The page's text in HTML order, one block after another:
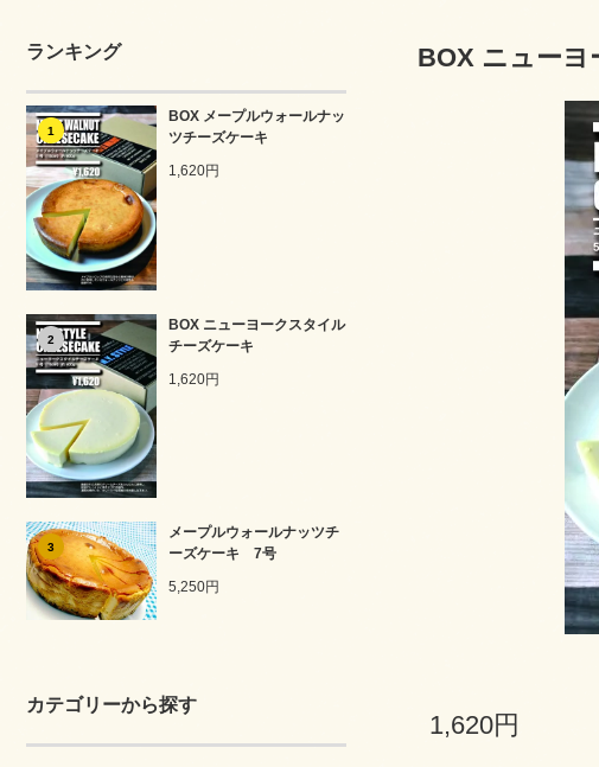
ランキング
1
BOX メープルウォールナッ
ツチーズケーキ
1,620円
2
BOX ニューヨークスタイル
チーズケーキ
1,620円
3
メープルウォールナッツチ
ーズケーキ 7号
5,250円
カテゴリーから探す
BOX ニューヨ
1,620円